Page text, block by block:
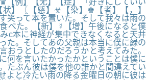
例】【无】【症】「好きにしていい
状】〖【感】☣【染】♚【者】【，】
笑って本を置いた。そして我々は雨の
べた。【新】☿【增】午後になると僕
c本に神経が集中できなくなると天井
た。そしてあの父親は本当に僕に緑の
おうとしたのだろうかと考えてみた。
何を言いたかったかということは僕に
たぶん彼は僕を他の誰かと間違えてい
よと冷たい雨の降る金曜日の朝に彼は